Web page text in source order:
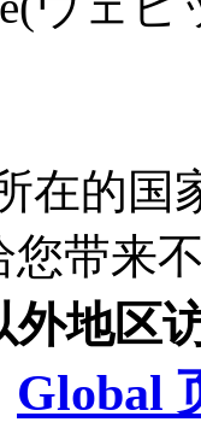
在的国
您带来
外地区
Global